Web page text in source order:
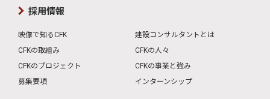
採用情報
映像で知るCFK
建設コンサルタントとは
CFKの取組み
CFKの人々
CFKのプロジェクト
CFKの事業と強み
募集要項
インターンシップ